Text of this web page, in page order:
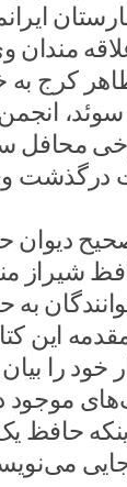
مندان
کرج
محافل
درگذشت
دیوان
شیراز
این
را
موجود